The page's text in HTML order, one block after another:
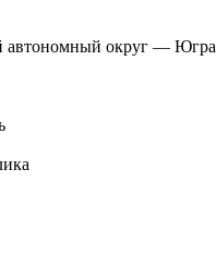
автономный округ — Югра